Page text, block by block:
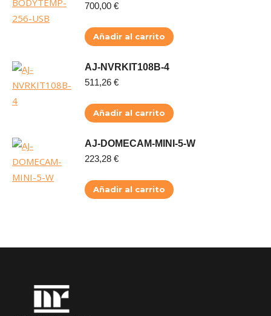
700,00 €
Añadir al carrito
AJ-NVRKIT108B-4
511,26 €
Añadir al carrito
AJ-DOMECAM-MINI-5-W
223,28 €
Añadir al carrito